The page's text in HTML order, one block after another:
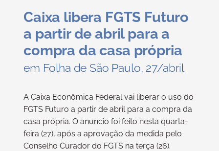
Caixa libera FGTS Futuro
a partir de abril para a
compra da casa própria
em Folha de São Paulo, 27/abril
A Caixa Econômica Federal vai liberar o uso do
FGTS Futuro a partir de abril para a compra da
casa própria. O anuncio foi feito nesta quarta-
feira (27), após a aprovação da medida pelo
Conselho Curador do FGTS na terça (26).